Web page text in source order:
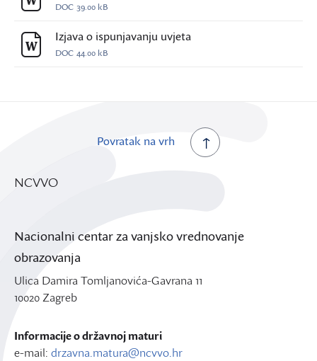
DOC 39.00 kB
Izjava o ispunjavanju uvjeta
DOC 44.00 kB
Povratak na vrh
NCVVO
Nacionalni centar za vanjsko vrednovanje
obrazovanja
Ulica Damira Tomljanovića-Gavrana 11
10020 Zagreb
Informacije o državnoj maturi
e-mail: drzavna.matura@ncvvo.hr